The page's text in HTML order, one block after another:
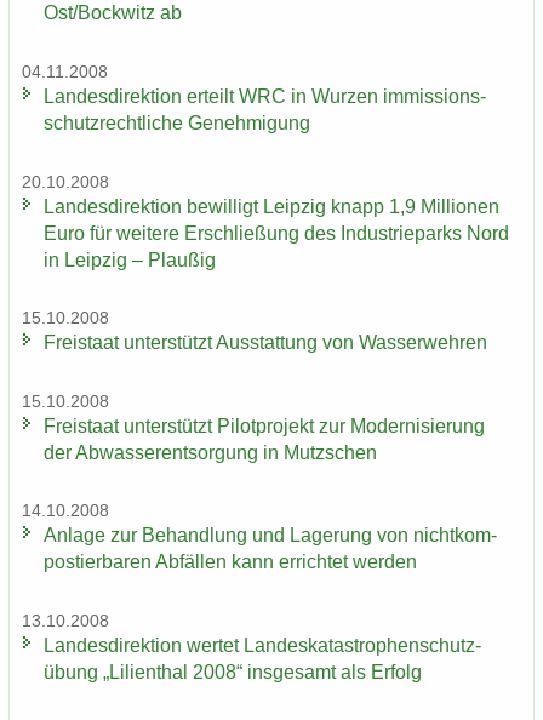
Ost/Bock­witz ab
04.11.2008
Lan­des­di­rek­ti­on er­teilt WRC in Wur­zen im­mis­si­ons­
schutz­recht­li­che Ge­neh­mi­gung
20.10.2008
Lan­des­di­rek­ti­on be­wil­ligt Leip­zig knapp 1,9 Mil­lio­nen
Euro für wei­te­re Er­schlie­ßung des In­dus­trie­parks Nord
in Leip­zig – Plau­ßig
15.10.2008
Frei­staat un­ter­stützt Aus­stat­tung von Was­ser­weh­ren
15.10.2008
Frei­staat un­ter­stützt Pi­lot­pro­jekt zur Mo­der­ni­sie­rung
der Ab­was­ser­ent­sor­gung in Mutz­schen
14.10.2008
An­la­ge zur Be­hand­lung und La­ge­rung von nicht­kom­
pos­tier­ba­ren Ab­fäl­len kann er­rich­tet wer­den
13.10.2008
Lan­des­di­rek­ti­on wer­tet Lan­des­ka­ta­stro­phen­schutz­
übung „Li­li­en­thal 2008“ ins­ge­samt als Er­folg